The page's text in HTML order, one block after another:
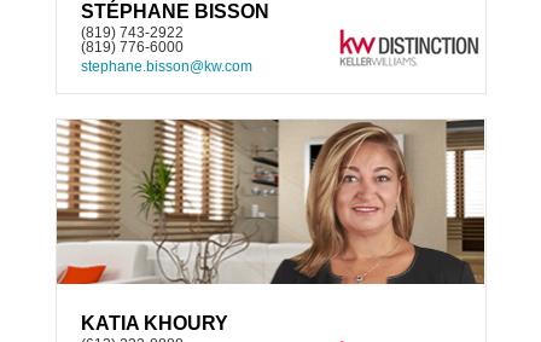
STÉPHANE BISSON
(819) 743-2922
(819) 776-6000
stephane.bisson@kw.com
KATIA KHOURY